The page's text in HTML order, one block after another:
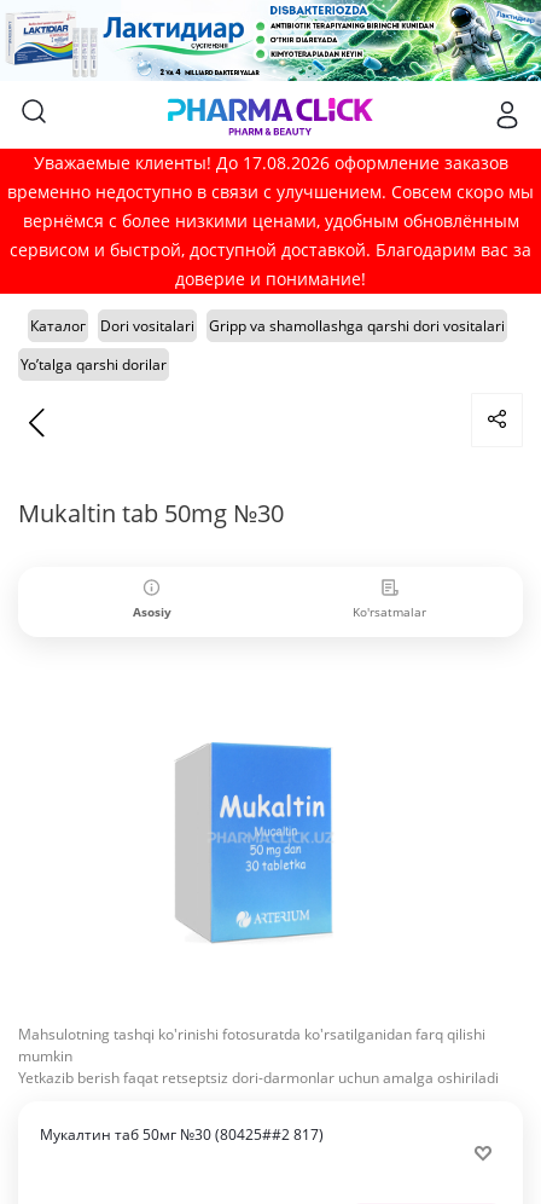
Уважаемые клиенты! До 17.08.2026 оформление заказов
временно недоступно в связи с улучшением. Совсем скоро мы
вернёмся с более низкими ценами, удобным обновлённым
сервисом и быстрой, доступной доставкой. Благодарим вас за
доверие и понимание!
Каталог Dori vositalari
Gripp va shamollashga qarshi dori vositalari
Yo’talga qarshi dorilar
Mukaltin tab 50mg №30
Asosiy Ko'rsatmalar
Mahsulotning tashqi ko'rinishi fotosuratda ko'rsatilganidan farq qilishi
mumkin
Yetkazib berish faqat retseptsiz dori-darmonlar uchun amalga oshiriladi
Мукалтин таб 50мг №30 (80425##2 817)